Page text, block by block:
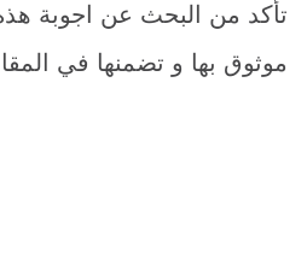
تأكد من البحث عن اجوبة
موثوق بها و تضمنها في